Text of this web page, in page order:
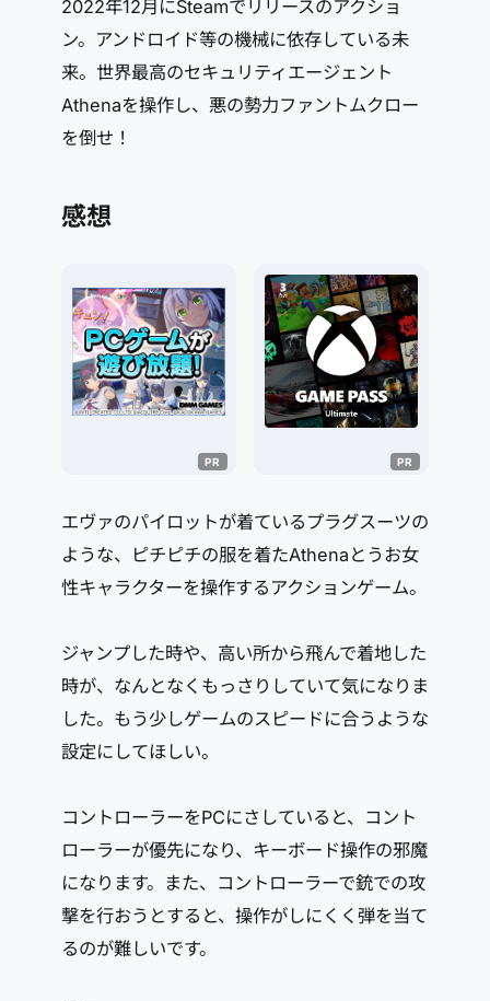
2022年12月にSteamでリリースのアクショ
ン。アンドロイド等の機械に依存している未
来。世界最高のセキュリティエージェント
Athenaを操作し、悪の勢力ファントムクロー
を倒せ！
感想
エヴァのパイロットが着ているプラグスーツの
ような、ピチピチの服を着たAthenaとうお女
性キャラクターを操作するアクションゲーム。
ジャンプした時や、高い所から飛んで着地した
時が、なんとなくもっさりしていて気になりま
した。もう少しゲームのスピードに合うような
設定にしてほしい。
コントローラーをPCにさしていると、コント
ローラーが優先になり、キーボード操作の邪魔
になります。また、コントローラーで銃での攻
撃を行おうとすると、操作がしにくく弾を当て
るのが難しいです。